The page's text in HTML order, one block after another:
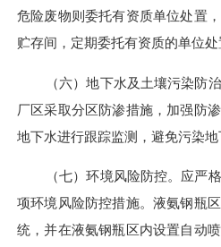
危险废物则委托有资质单位处置
贮存间，定期委托有资质的单位处
（六）地下水及土壤污染防
厂区采取分区防渗措施，加强防
地下水进行跟踪监测，避免污染地
（七）环境风险防控。应严
项环境风险防控措施。液氨钢瓶
统，并在液氨钢瓶区内设置自动